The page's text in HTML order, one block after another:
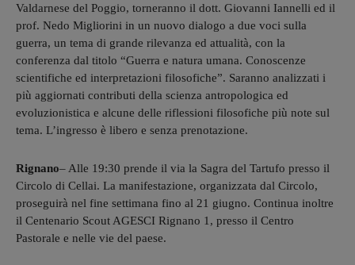
Valdarnese del Poggio, torneranno il dott. Giovanni Iannelli ed il
prof. Nedo Migliorini in un nuovo dialogo a due voci sulla
guerra, un tema di grande rilevanza ed attualità, con la
conferenza dal titolo “Guerra e natura umana. Conoscenze
scientifiche ed interpretazioni filosofiche”. Saranno analizzati i
più aggiornati contributi della scienza antropologica ed
evoluzionistica e alcune delle riflessioni filosofiche più note sul
tema. L’ingresso è libero e senza prenotazione.
Rignano– Alle 19:30 prende il via la Sagra del Tartufo presso il
Circolo di Cellai. La manifestazione, organizzata dal Circolo,
proseguirà nel fine settimana fino al 21 giugno. Continua inoltre
il Centenario Scout AGESCI Rignano 1, presso il Centro
Pastorale e nelle vie del paese.